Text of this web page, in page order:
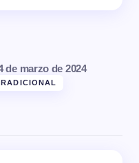
de marzo de 2024